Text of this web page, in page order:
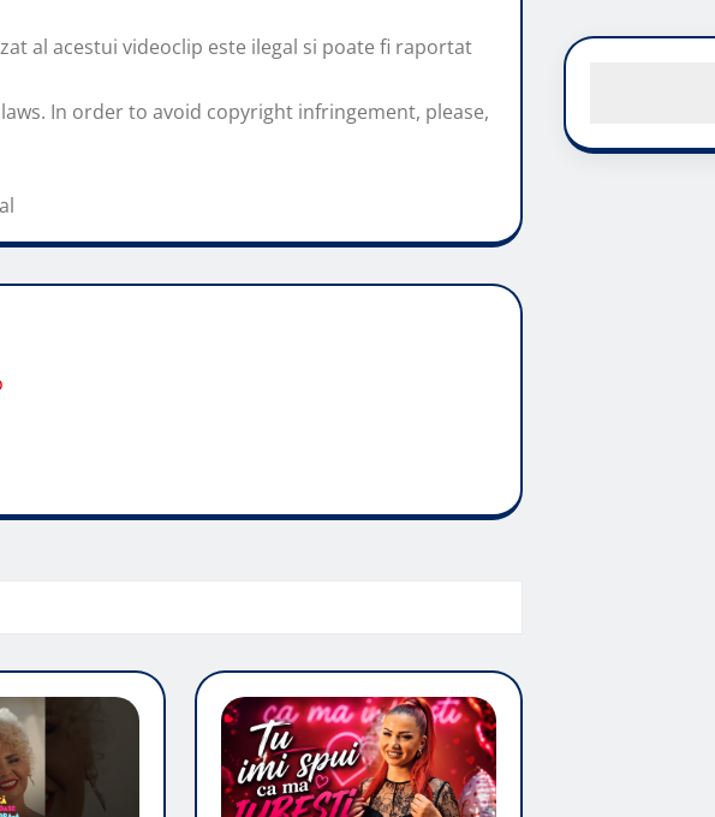
al acestui videoclip este ilegal si poate fi raportat
In order to avoid copyright infringement, please,